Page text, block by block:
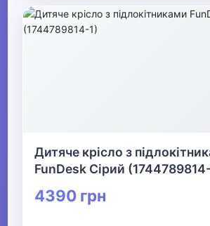
Дитяче крісло з
FunDesk Сірий
4390 грн